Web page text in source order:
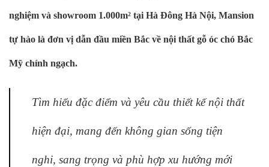
nghiệm và showroom 1.000m² tại Hà Đông Hà Nội, Mansion
tự hào là đơn vị dẫn đầu miền Bắc về nội thất gỗ óc chó Bắc
Mỹ chính ngạch.
Tìm hiểu đặc điểm và yêu cầu thiết kế nội thất
hiện đại, mang đến không gian sống tiện
nghi, sang trọng và phù hợp xu hướng mới